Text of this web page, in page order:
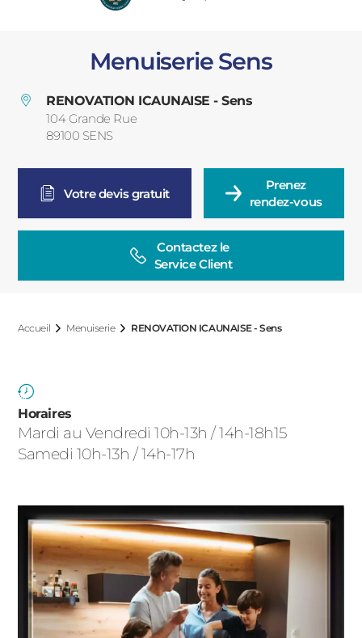
Menuiserie Sens
RENOVATION ICAUNAISE - Sens
104 Grande Rue
89100 SENS
Votre devis gratuit
Prenez
rendez-vous
Contactez le
Service Client
Accueil Menuiserie RENOVATION ICAUNAISE - Sens
Horaires
Mardi au Vendredi 10h-13h / 14h-18h15
Samedi 10h-13h / 14h-17h
PVC
ALUMINIUM
CARPORTS
CLÔTURES